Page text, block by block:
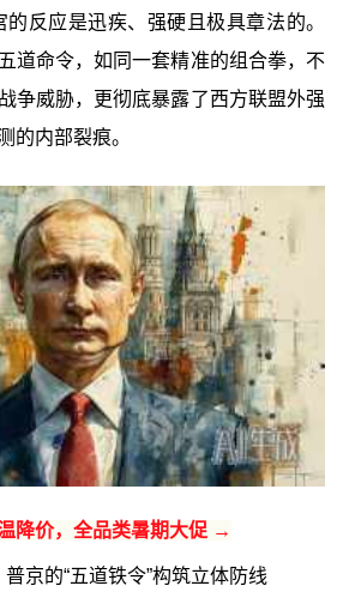
反应是迅疾、强硬且极具章法的。
道命令，如同一套精准的组合拳，不
争威胁，更彻底暴露了西方联盟外强
的内部裂痕。
降价，全品类暑期大促 →
京的“五道铁令”构筑立体防线